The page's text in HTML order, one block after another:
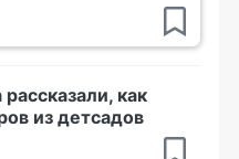
как
из детсадов